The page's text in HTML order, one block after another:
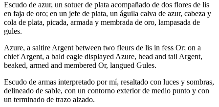
Escudo de azur, un sotuer de plata acompañado de dos flores de lis
en faja de oro; en un jefe de plata, un águila calva de azur, cabeza y
cola de plata, picada, armada y membrada de oro, lampasada de
gules.
Azure, a saltire Argent between two fleurs de lis in fess Or; on a
chief Argent, a bald eagle displayed Azure, head and tail Argent,
beaked, armed and membered Or, langued Gules.
Escudo de armas interpretado por mí, resaltado con luces y sombras,
delineado de sable, con un contorno exterior de medio punto y con
un terminado de trazo alzado.